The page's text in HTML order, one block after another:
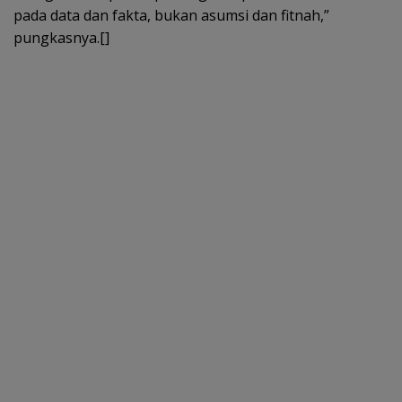
pada data dan fakta, bukan asumsi dan fitnah,”
pungkasnya.[]